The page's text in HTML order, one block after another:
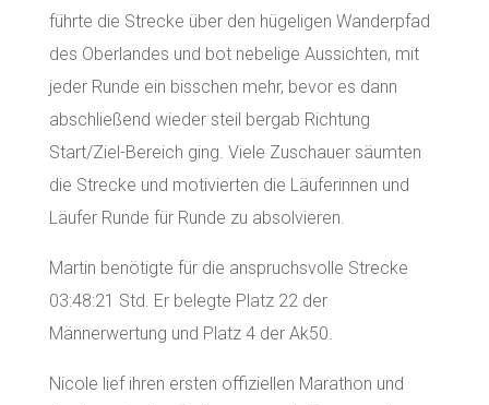
führte die Strecke über den hügeligen Wanderpfad
des Oberlandes und bot nebelige Aussichten, mit
jeder Runde ein bisschen mehr, bevor es dann
abschließend wieder steil bergab Richtung
Start/Ziel-Bereich ging. Viele Zuschauer säumten
die Strecke und motivierten die Läuferinnen und
Läufer Runde für Runde zu absolvieren.
Martin benötigte für die anspruchsvolle Strecke
03:48:21 Std. Er belegte Platz 22 der
Männerwertung und Platz 4 der Ak50.
Nicole lief ihren ersten offiziellen Marathon und